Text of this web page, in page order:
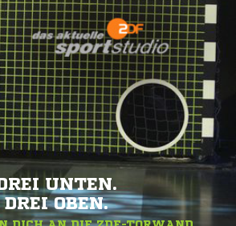
UNTEN.
DREI OBEN.